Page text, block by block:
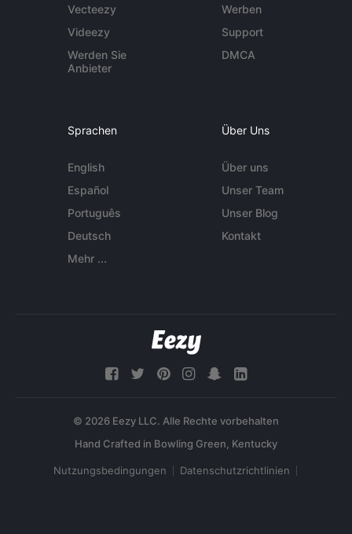
Vecteezy
Videezy
Werden Sie
Anbieter
Werben
Support
DMCA
Sprachen
English
Español
Português
Deutsch
Mehr ...
Über Uns
Über uns
Unser Team
Unser Blog
Kontakt
© 2026 Eezy LLC. Alle Rechte vorbehalten
Nutzungsbedingungen Datenschutzrichtlinien